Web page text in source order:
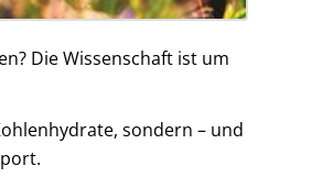
Die Wissenschaft ist um
sondern – und